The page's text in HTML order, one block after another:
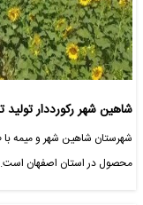
شاهین شهر رکورددار تولید
محصول در استان اصفهان است.